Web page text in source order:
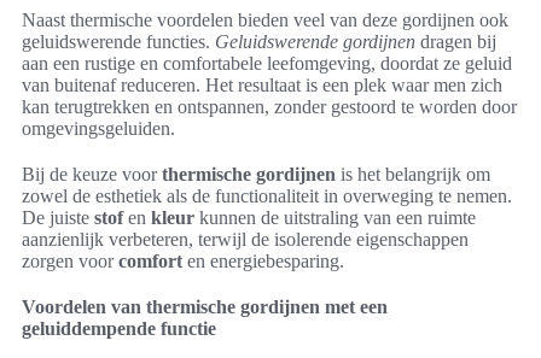
Naast thermische voordelen bieden veel van deze gordijnen ook
geluidswerende functies. Geluidswerende gordijnen dragen bij
aan een rustige en comfortabele leefomgeving, doordat ze geluid
van buitenaf reduceren. Het resultaat is een plek waar men zich
kan terugtrekken en ontspannen, zonder gestoord te worden door
omgevingsgeluiden.
Bij de keuze voorthermische gordijnen is het belangrijk om
zowel de esthetiek als de functionaliteit in overweging te nemen.
De juiste stofen kleur kunnen de uitstraling van een ruimte
aanzienlijk verbeteren, terwijl de isolerende eigenschappen
zorgen voorcomfort en energiebesparing.
Voordelen van thermische gordijnen met een
geluiddempende functie